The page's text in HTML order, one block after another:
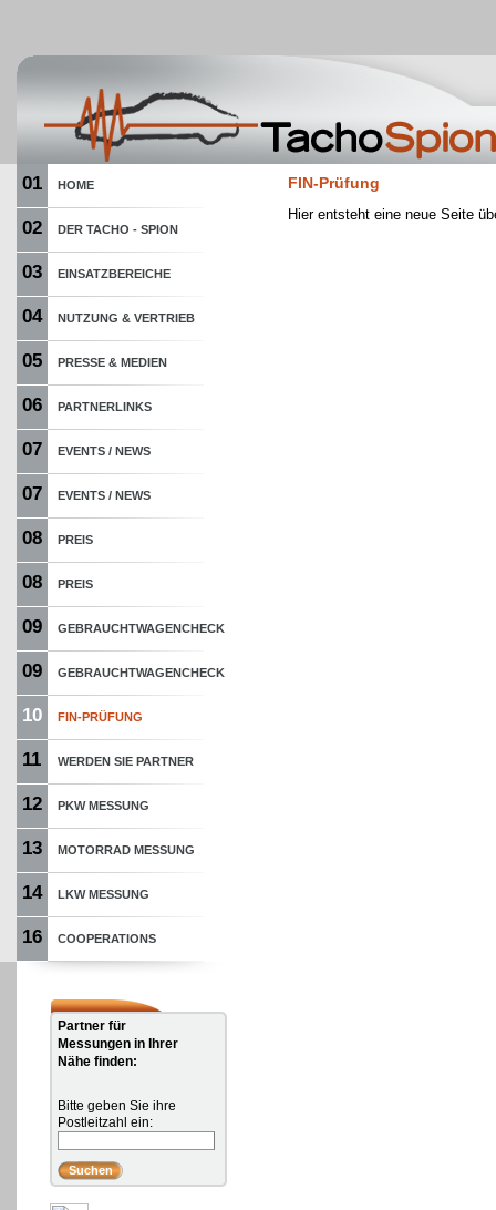
01 HOME
02 DER TACHO - SPION
03 EINSATZBEREICHE
04 NUTZUNG & VERTRIEB
05 PRESSE & MEDIEN
06 PARTNERLINKS
07 EVENTS / NEWS
07 EVENTS / NEWS
08 PREIS
08 PREIS
09 GEBRAUCHTWAGENCHECK
09 GEBRAUCHTWAGENCHECK
10 FIN-PRÜFUNG
11 WERDEN SIE PARTNER
12 PKW MESSUNG
13 MOTORRAD MESSUNG
14 LKW MESSUNG
16 COOPERATIONS
Partner für
Messungen in Ihrer
Nähe finden:
Bitte geben Sie ihre
Postleitzahl ein:
FIN-Prüfung
Hier entsteht eine neue Seite